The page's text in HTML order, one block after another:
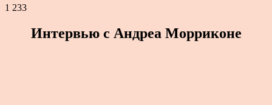
1 233
Интервью с Андреа Морриконе